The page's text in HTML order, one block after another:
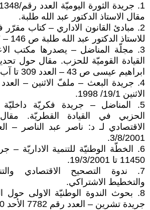
مقال الاستاذ الدكتور عبد الله طلبة.
2. مبادئ القانون الاداري – كتاب
للاستاذ الدكتور عبد الله طلبة ص 146 – 147.
3. مجلّة المناضل – يصدرها مكتب
القيادة القوميّة للحزب. مقال حول
ابراهيم عيسى ص 43 – العدد 309 تا آب 2001.
الاثنين 19/1/ 1998.
5. المناضل – جريدة فكريّة داخليّة
الحزبي في القيادة القطريّة.
3/8/2001.
6. الخطّة الوطنيّة للتنمية الاداريّة –
11450 تا 19/3/2001.
7. ندوة التصحيح الاقتصادي
والتخطيط الاشتراكي.
8. بحوث الندوة الوطنيّة الاولى حول
جريدة تشرين – العدد رقم 7782 الأحد 20/8/2000.